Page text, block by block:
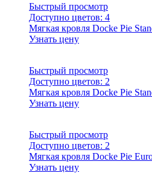
Быстрый просмотр
Доступно цветов: 4
Мягкая кровля Docke Pie
Узнать цену
Быстрый просмотр
Доступно цветов: 2
Мягкая кровля Docke Pie
Узнать цену
Быстрый просмотр
Доступно цветов: 2
Мягкая кровля Docke Pie
Узнать цену